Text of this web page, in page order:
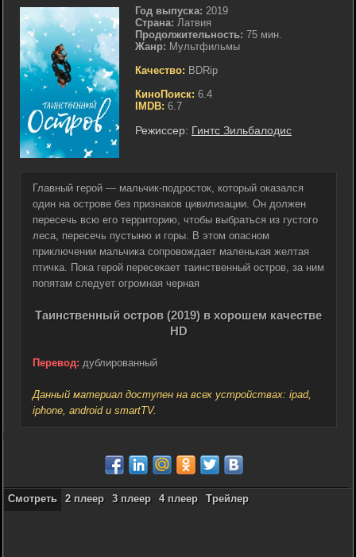
Год выпуска: 2019
Страна: Латвия
Продолжительность: 75 мин.
Жанр: Мультфильмы
Качество: BDRip
КиноПоиск: 6.4
IMDB: 6.7
Режиссер: Гинтс Зильбалодис
Главный герой — мальчик-подросток, который оказался
один на острове без признаков цивилизации. Он должен
пересечь всю его территорию, чтобы выбраться из густого
леса, пересечь пустыню и горы. В этом опасном
приключении мальчика сопровождает маленькая желтая
птичка. Пока герой пересекает таинственный остров, за ним
попятам следует огромная черная
Таинственный остров (2019) в хорошем качестве
HD
Перевод: дублированный
Данный материал доступен на всех устройствах: ipad,
iphone, android и smartTV.
Смотреть 2 плеер 3 плеер 4 плеер Трейлер